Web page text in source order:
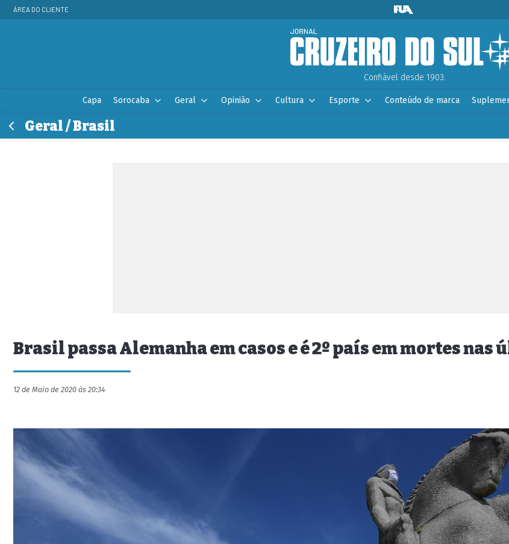
ÁREA DO CLIENTE
Confiável desde 1903.
Capa Sorocaba Geral Opinião Cultura Esporte Conteúdo de marca
Geral / Brasil
Brasil passa Alemanha em casos e é 2º país em mortes nas
12 de Maio de 2020 às 20:34